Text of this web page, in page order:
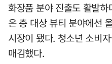
화장품 분야 진출도 활발
은 층 대상 뷰티 분야에선
시장이 됐다. 청소년 소비
매김했다.